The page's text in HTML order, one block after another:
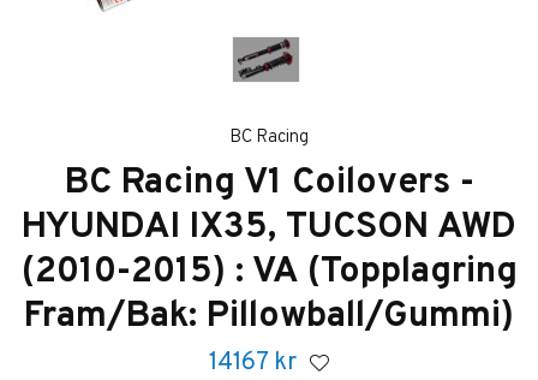
BC Racing
BC Racing V1 Coilovers -
HYUNDAI IX35, TUCSON AWD
(2010-2015) : VA (Topplagring
Fram/Bak: Pillowball/Gummi)
14167 kr